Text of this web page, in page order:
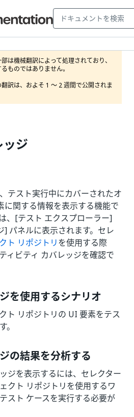
は機械翻訳によって処理されており、
ものではありません。
訳は、およそ 1 ～ 2 週間で公開されま
ジ
テスト実行中にカバーされたオ
に関する情報を表示する機能で
、[テスト エクスプローラー]
パネルに表示されます。セレ
ト リポジトリを使用する際
ィビティ カバレッジを確認で
を使用するシナリオ
ト リポジトリの UI 要素をテス
。
の結果を分析する
ジを表示するには、セレクター
クト リポジトリを使用するワ
スト ケースを実行する必要が